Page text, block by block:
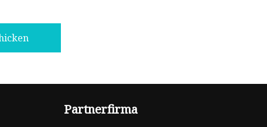
Partnerfirma